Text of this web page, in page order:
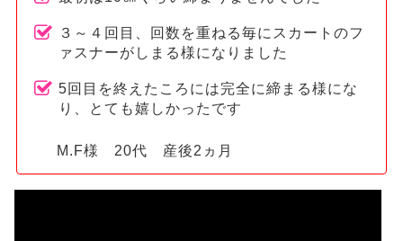
３～４回目、回数を重ねる毎にスカートのフ
ァスナーがしまる様になりました
5回目を終えたころには完全に締まる様にな
り、とても嬉しかったです
M.F様 20代 産後2ヵ月